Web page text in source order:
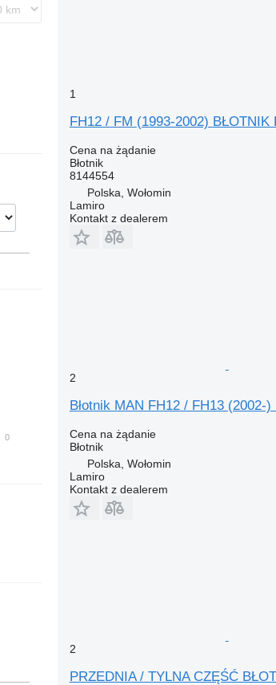
1
FH12 / FM (1993-2002) BŁOTNIK
Cena na żądanie
Błotnik
8144554
Polska, Wołomin
Lamiro
Kontakt z dealerem
2
Błotnik MAN FH12 / FH13 (2002-
Cena na żądanie
Błotnik
Polska, Wołomin
Lamiro
Kontakt z dealerem
2
PRZEDNIA / TYLNA CZĘŚĆ